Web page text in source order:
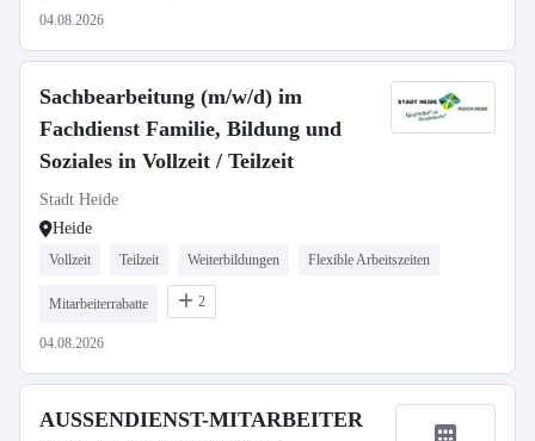
04.08.2026
Sachbearbeitung (m/w/d) im
Fachdienst Familie, Bildung und
Soziales in Vollzeit / Teilzeit
Stadt Heide
Heide
Vollzeit Teilzeit Weiterbildungen Flexible Arbeitszeiten
Mitarbeiterrabatte 2
04.08.2026
AUSSENDIENST-MITARBEITER